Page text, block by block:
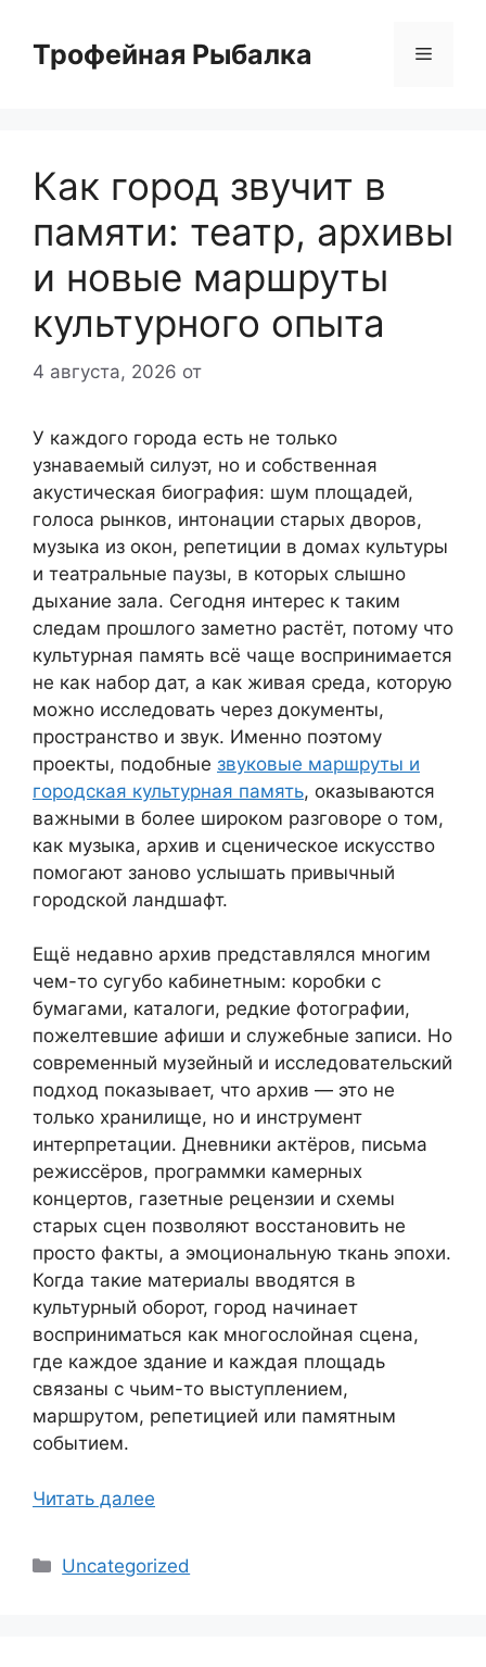
содержимому
Трофейная Рыбалка Меню
Как город звучит в
памяти: театр, архивы
и новые маршруты
культурного опыта
4 августа, 2026 от
У каждого города есть не только
узнаваемый силуэт, но и собственная
акустическая биография: шум площадей,
голоса рынков, интонации старых дворов,
музыка из окон, репетиции в домах культуры
и театральные паузы, в которых слышно
дыхание зала. Сегодня интерес к таким
следам прошлого заметно растёт, потому что
культурная память всё чаще воспринимается
не как набор дат, а как живая среда, которую
можно исследовать через документы,
пространство и звук. Именно поэтому
проекты, подобные звуковые маршруты и
городская культурная память, оказываются
важными в более широком разговоре о том,
как музыка, архив и сценическое искусство
помогают заново услышать привычный
городской ландшафт.
Ещё недавно архив представлялся многим
чем-то сугубо кабинетным: коробки с
бумагами, каталоги, редкие фотографии,
пожелтевшие афиши и служебные записи. Но
современный музейный и исследовательский
подход показывает, что архив — это не
только хранилище, но и инструмент
интерпретации. Дневники актёров, письма
режиссёров, программки камерных
концертов, газетные рецензии и схемы
старых сцен позволяют восстановить не
просто факты, а эмоциональную ткань эпохи.
Когда такие материалы вводятся в
культурный оборот, город начинает
восприниматься как многослойная сцена,
где каждое здание и каждая площадь
связаны с чьим-то выступлением,
маршрутом, репетицией или памятным
событием.
Читать далее
Рубрики
Uncategorized